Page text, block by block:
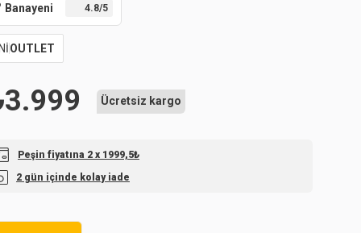
Banayeni 4.8/5
OUTLET
3.999 Ücretsiz kargo
Peşin fiyatına 2 x 1999,5₺
2 gün içinde kolay iade